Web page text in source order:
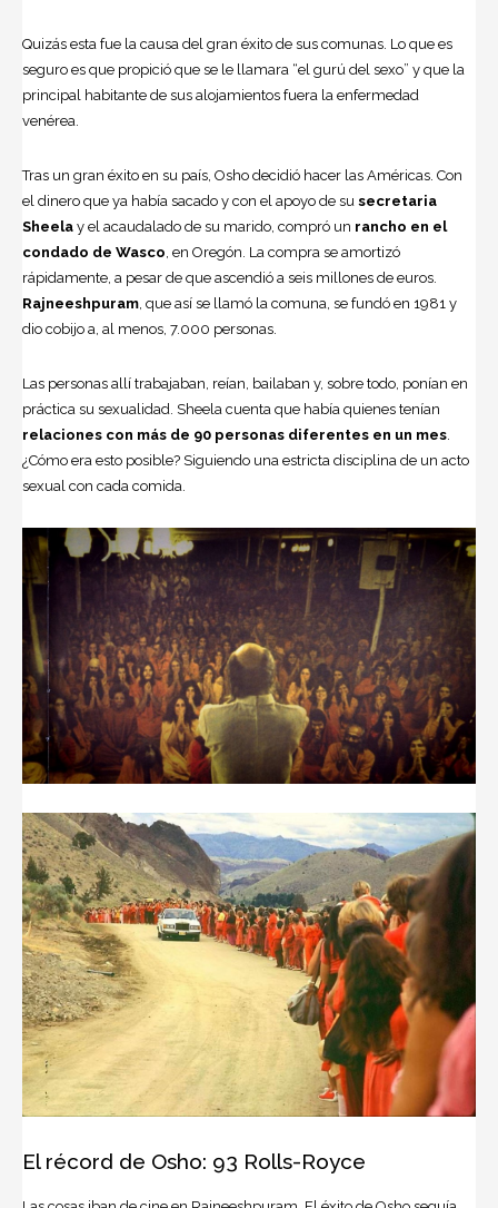
Quizás esta fue la causa del gran éxito de sus comunas. Lo que es
seguro es que propició que se le llamara “el gurú del sexo” y que la
principal habitante de sus alojamientos fuera la enfermedad
venérea.
Tras un gran éxito en su país, Osho decidió hacer las Américas. Con
el dinero que ya había sacado y con el apoyo de su secretaria
Sheela y el acaudalado de su marido, compró un rancho en el
condado de Wasco, en Oregón. La compra se amortizó
rápidamente, a pesar de que ascendió a seis millones de euros.
Rajneeshpuram, que así se llamó la comuna, se fundó en 1981 y
dio cobijo a, al menos, 7.000 personas.
Las personas allí trabajaban, reían, bailaban y, sobre todo, ponían en
práctica su sexualidad. Sheela cuenta que había quienes tenían
relaciones con más de 90 personas diferentes en un mes.
¿Cómo era esto posible? Siguiendo una estricta disciplina de un acto
sexual con cada comida.
El récord de Osho: 93 Rolls-Royce